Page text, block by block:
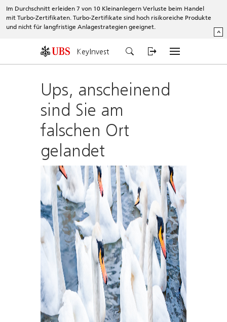
Im Durchschnitt erleiden 7 von 10 Kleinanlegern Verluste beim Handel
mit Turbo-Zertifikaten. Turbo-Zertifikate sind hoch risikoreiche Produkte
und nicht für langfristige Anlagestrategien geeignet.
^
KeyInvest
Ups, anscheinend
sind Sie am
falschen Ort
gelandet